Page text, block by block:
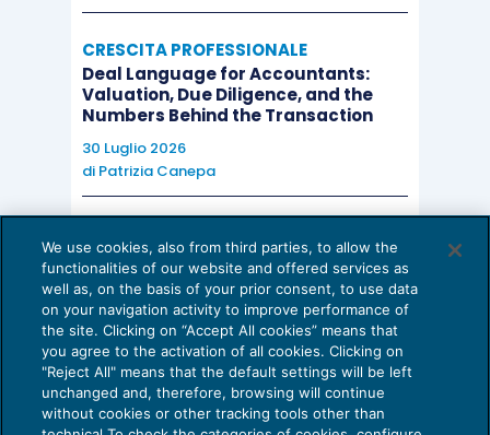
CRESCITA PROFESSIONALE
Deal Language for Accountants:
Valuation, Due Diligence, and the
Numbers Behind the Transaction
30 Luglio 2026
di Patrizia Canepa
EU AI Act e studi professionali: le
scadenze concrete
27 Luglio 2026
di Diego BarberieStefano Dovier
We use cookies, also from third parties, to allow the
functionalities of our website and offered services as
well as, on the basis of your prior consent, to use data
on your navigation activity to improve performance of
the site. Clicking on “Accept All cookies” means that
you agree to the activation of all cookies. Clicking on
"Reject All" means that the default settings will be left
unchanged and, therefore, browsing will continue
without cookies or other tracking tools other than